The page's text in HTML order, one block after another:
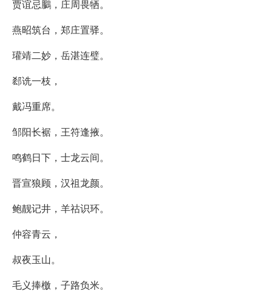
贾谊忌鵩，庄周畏牺。
燕昭筑台，郑庄置驿。
瓘靖二妙，岳湛连璧。
郄诜一枝，
戴冯重席。
邹阳长裾，王符逢掖。
鸣鹤日下，士龙云间。
晋宣狼顾，汉祖龙颜。
鲍靓记井，羊祜识环。
仲容青云，
叔夜玉山。
毛义捧檄，子路负米。